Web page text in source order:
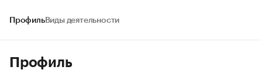
ПрофильВиды деятельности
Профиль